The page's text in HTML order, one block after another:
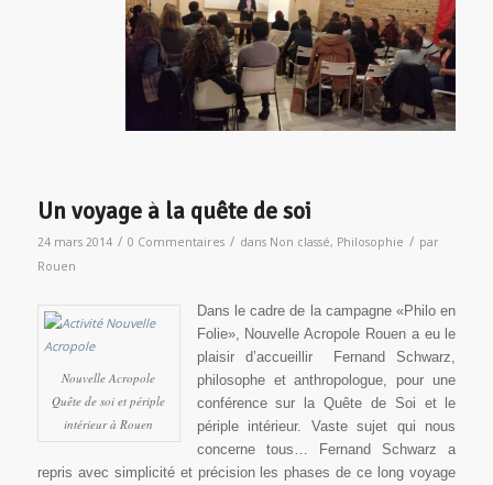
Un voyage à la quête de soi
24 mars 2014 / 0 Commentaires / dans Non classé, Philosophie / par
Rouen
Nouvelle Acropole
Quête de soi et périple
intérieur à Rouen
Dans le cadre de la campagne «Philo en
Folie», Nouvelle Acropole Rouen a eu le
plaisir d’accueillir Fernand Schwarz,
philosophe et anthropologue, pour une
conférence sur la Quête de Soi et le
périple intérieur. Vaste sujet qui nous
concerne tous… Fernand Schwarz a
repris avec simplicité et précision les phases de ce long voyage